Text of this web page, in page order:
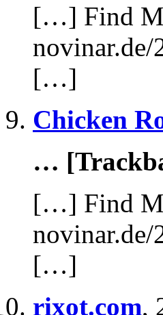
[…] Find
novinar.de/
[…]
Chicken
…
[…] Find
novinar.de/
[…]
rixot.com,